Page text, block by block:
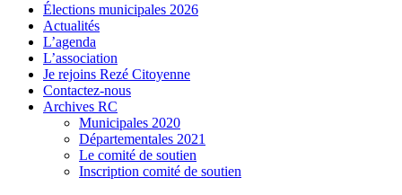
Élections municipales 2026
Actualités
L’agenda
L’association
Je rejoins Rezé Citoyenne
Contactez-nous
Archives RC
Municipales 2020
Départementales 2021
Le comité de soutien
Inscription comité de soutien